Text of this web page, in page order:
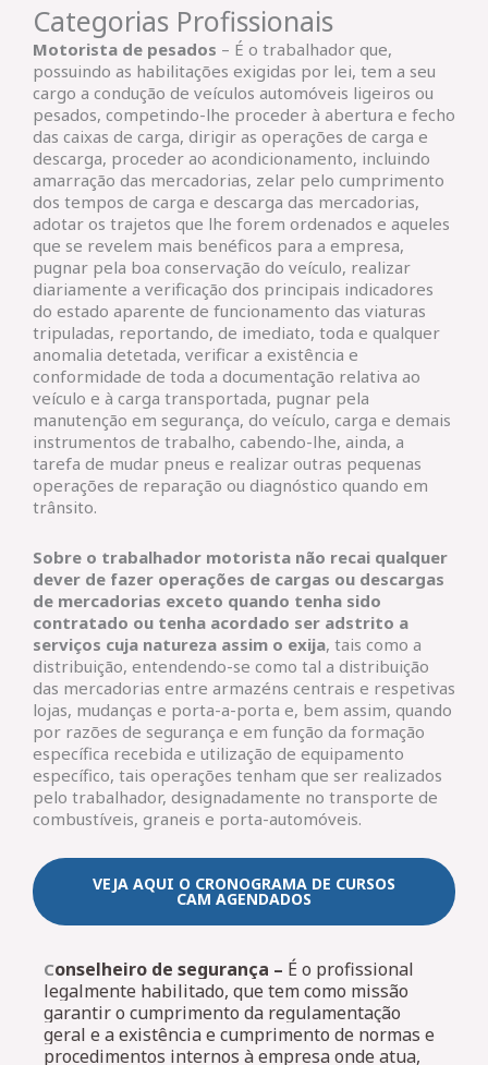
Categorias Profissionais
Motorista de pesados – É o trabalhador que,
possuindo as habilitações exigidas por lei, tem a seu
cargo a condução de veículos automóveis ligeiros ou
pesados, competindo-lhe proceder à abertura e fecho
das caixas de carga, dirigir as operações de carga e
descarga, proceder ao acondicionamento, incluindo
amarração das mercadorias, zelar pelo cumprimento
dos tempos de carga e descarga das mercadorias,
adotar os trajetos que lhe forem ordenados e aqueles
que se revelem mais benéficos para a empresa,
pugnar pela boa conservação do veículo, realizar
diariamente a verificação dos principais indicadores
do estado aparente de funcionamento das viaturas
tripuladas, reportando, de imediato, toda e qualquer
anomalia detetada, verificar a existência e
conformidade de toda a documentação relativa ao
veículo e à carga transportada, pugnar pela
manutenção em segurança, do veículo, carga e demais
instrumentos de trabalho, cabendo-lhe, ainda, a
tarefa de mudar pneus e realizar outras pequenas
operações de reparação ou diagnóstico quando em
trânsito.
Sobre o trabalhador motorista não recai qualquer
dever de fazer operações de cargas ou descargas
de mercadorias exceto quando tenha sido
contratado ou tenha acordado ser adstrito a
serviços cuja natureza assim o exija, tais como a
distribuição, entendendo-se como tal a distribuição
das mercadorias entre armazéns centrais e respetivas
lojas, mudanças e porta-a-porta e, bem assim, quando
por razões de segurança e em função da formação
específica recebida e utilização de equipamento
específico, tais operações tenham que ser realizados
pelo trabalhador, designadamente no transporte de
combustíveis, graneis e porta-automóveis.
VEJA AQUI O CRONOGRAMA DE CURSOS
CAM AGENDADOS
Conselheiro de segurança – É o profissional
legalmente habilitado, que tem como missão
garantir o cumprimento da regulamentação
geral e a existência e cumprimento de normas e
procedimentos internos à empresa onde atua,